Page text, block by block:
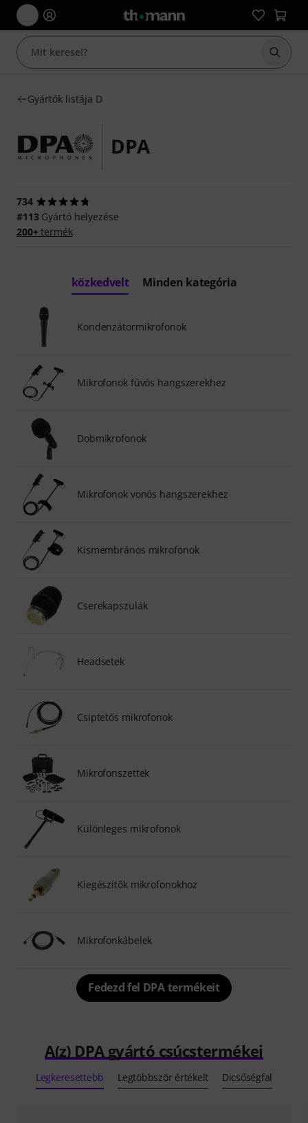
Gyártók listája D
DPA
734
#113Gyártó helyezése
200+termék
közkedvelt Minden kategória
Kondenzátormikrofonok
Mikrofonok fúvós hangszerekhez
Dobmikrofonok
Mikrofonok vonós hangszerekhez
Kismembrános mikrofonok
Cserekapszulák
Headsetek
Csiptetős mikrofonok
Mikrofonszettek
Különleges mikrofonok
Kiegészítők mikrofonokhoz
Mikrofonkábelek
Fedezd fel DPA termékeit
A(z) DPA gyártó csúcstermékei
Legkeresettebb Legtöbbször értékelt Dicsőségfal